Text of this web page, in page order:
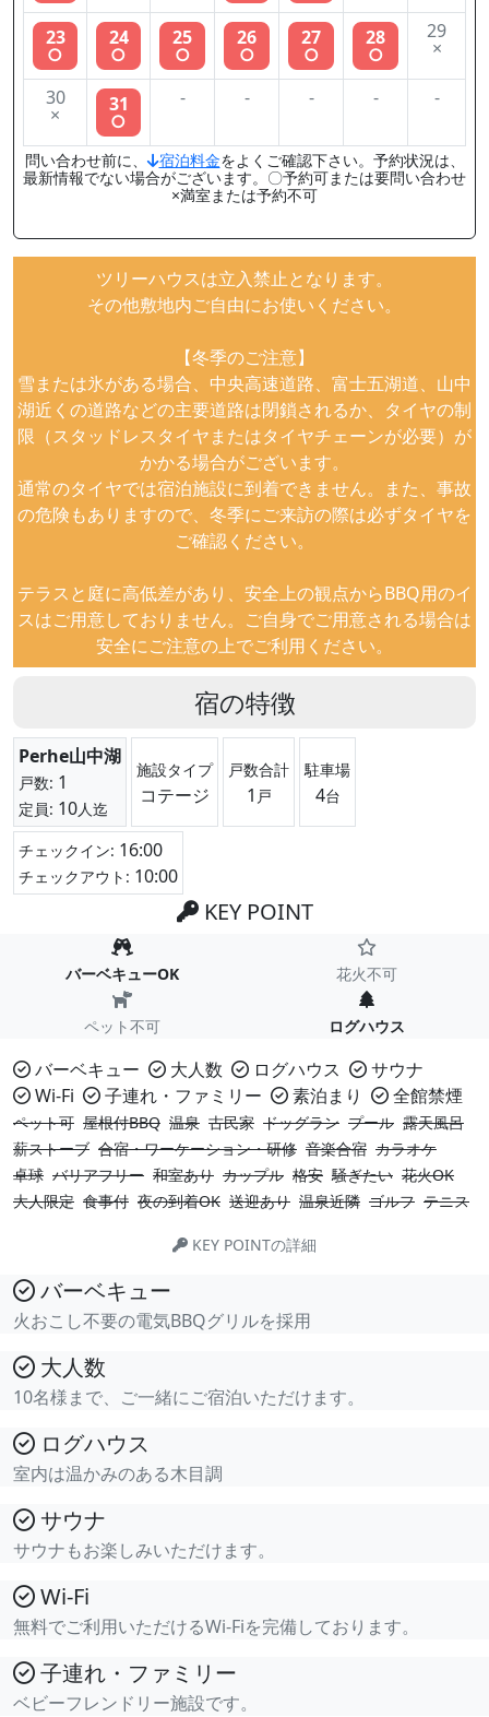
23
○
24
○
25
○
26
○
27
○
28
○
29
×
30
× 31
○
- - - - -
問い合わせ前に、 宿泊料金をよくご確認下さい。予約状況は、
最新情報でない場合がございます。〇予約可または要問い合わせ
×満室または予約不可
ツリーハウスは立入禁止となります。
その他敷地内ご自由にお使いください。
【冬季のご注意】
雪または氷がある場合、中央高速道路、富士五湖道、山中
湖近くの道路などの主要道路は閉鎖されるか、タイヤの制
限（スタッドレスタイヤまたはタイヤチェーンが必要）が
かかる場合がございます。
通常のタイヤでは宿泊施設に到着できません。また、事故
の危険もありますので、冬季にご来訪の際は必ずタイヤを
ご確認ください。
テラスと庭に高低差があり、安全上の観点からBBQ用のイ
スはご用意しておりません。ご自身でご用意される場合は
安全にご注意の上でご利用ください。
宿の特徴
Perhe山中湖
戸数: 1
定員: 10人迄
施設タイプ
コテージ
戸数合計
1 戸
駐車場
4台
チェックイン: 16:00
チェックアウト: 10:00
KEY POINT
バーベキューOK 花火不可
ペット不可 ログハウス
バーベキュー 大人数 ログハウス
サウナ
Wi-Fi
子連れ・ファミリー 素泊まり 全館禁煙
ペット可 屋根付BBQ 温泉 古民家 ドッグラン プール 露天風呂
薪ストーブ 合宿・ワーケーション・研修 音楽合宿 カラオケ
卓球 バリアフリー 和室あり カップル 格安 騒ぎたい 花火OK
大人限定 食事付 夜の到着OK 送迎あり 温泉近隣 ゴルフ テニス
KEY POINTの詳細
バーベキュー
火おこし不要の電気BBQグリルを採用
大人数
10名様まで、ご一緒にご宿泊いただけます。
ログハウス
室内は温かみのある木目調
サウナ
サウナもお楽しみいただけます。
Wi-Fi
無料でご利用いただけるWi-Fiを完備しております。
子連れ・ファミリー
ベビーフレンドリー施設です。